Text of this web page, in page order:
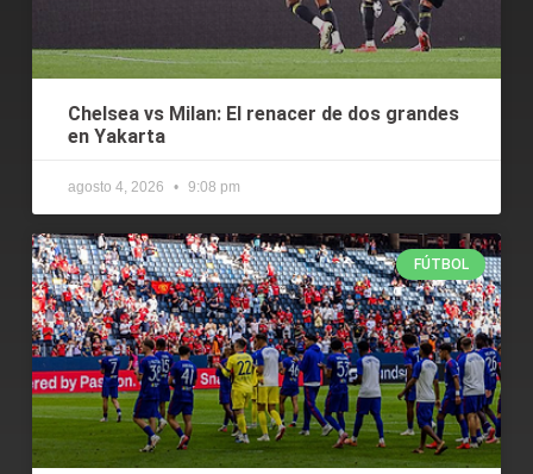
Chelsea vs Milan: El renacer de dos grandes
en Yakarta
agosto 4, 2026 9:08 pm
FÚTBOL